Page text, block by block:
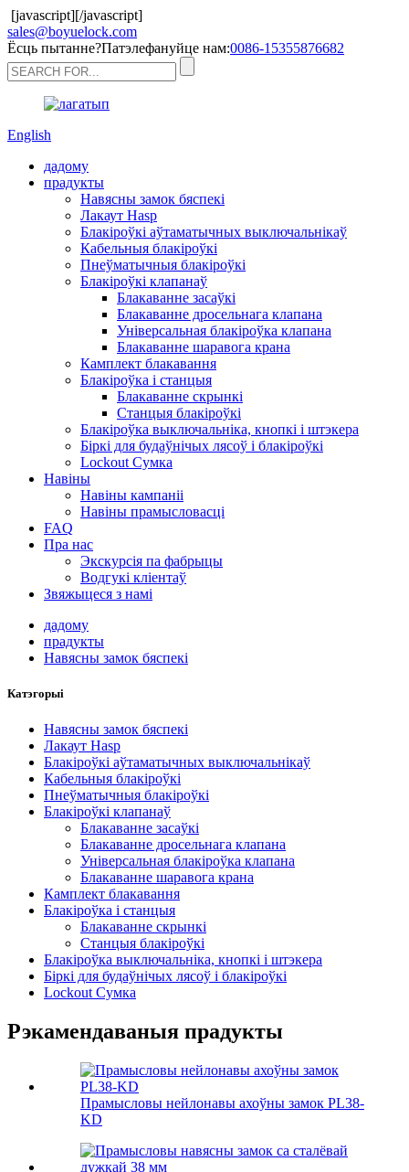
[javascript][/javascript]
sales@boyuelock.com
Ёсць пытанне?Патэлефануйце нам:0086-15355876682
English
дадому
прадукты
Навясны замок бяспекі
Лакаут Hasp
Блакіроўкі аўтаматычных выключальнікаў
Кабельныя блакіроўкі
Пнеўматычныя блакіроўкі
Блакіроўкі клапанаў
Блакаванне засаўкі
Блакаванне дросельнага клапана
Універсальная блакіроўка клапана
Блакаванне шаравога крана
Камплект блакавання
Блакіроўка і станцыя
Блакаванне скрынкі
Станцыя блакіроўкі
Блакіроўка выключальніка, кнопкі і штэкера
Біркі для будаўнічых лясоў і блакіроўкі
Lockout Сумка
Навіны
Навіны кампаніі
Навіны прамысловасці
FAQ
Пра нас
Экскурсія па фабрыцы
Водгукі кліентаў
Звяжыцеся з намі
дадому
прадукты
Навясны замок бяспекі
Катэгорыі
Навясны замок бяспекі
Лакаут Hasp
Блакіроўкі аўтаматычных выключальнікаў
Кабельныя блакіроўкі
Пнеўматычныя блакіроўкі
Блакіроўкі клапанаў
Блакаванне засаўкі
Блакаванне дросельнага клапана
Універсальная блакіроўка клапана
Блакаванне шаравога крана
Камплект блакавання
Блакіроўка і станцыя
Блакаванне скрынкі
Станцыя блакіроўкі
Блакіроўка выключальніка, кнопкі і штэкера
Біркі для будаўнічых лясоў і блакіроўкі
Lockout Сумка
Рэкамендаваныя прадукты
Прамысловы нейлонавы ахоўны замок PL38-
KD